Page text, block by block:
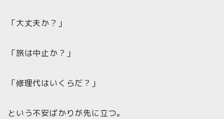
「大丈夫か？」
「旅は中止か？」
「修理代はいくらだ？」
という不安ばかりが先に立つ。